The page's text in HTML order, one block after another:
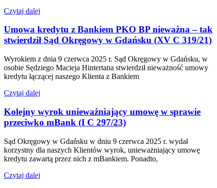
Czytaj dalej
Umowa kredytu z Bankiem PKO BP nieważna – tak
stwierdził Sąd Okręgowy w Gdańsku (XV C 319/21)
Wyrokiem z dnia 9 czerwca 2025 r. Sąd Okręgowy w Gdańsku, w
osobie Sędziego Macieja Hintertana stwierdził nieważność umowy
kredytu łączącej naszego Klienta z Bankiem
Czytaj dalej
Kolejny wyrok unieważniający umowę w sprawie
przeciwko mBank (I C 297/23)
Sąd Okręgowy w Gdańsku w dniu 9 czerwca 2025 r. wydał
korzystny dla naszych Klientów wyrok, unieważniający umowę
kredytu zawartą przez nich z mBankiem. Ponadto,
Czytaj dalej